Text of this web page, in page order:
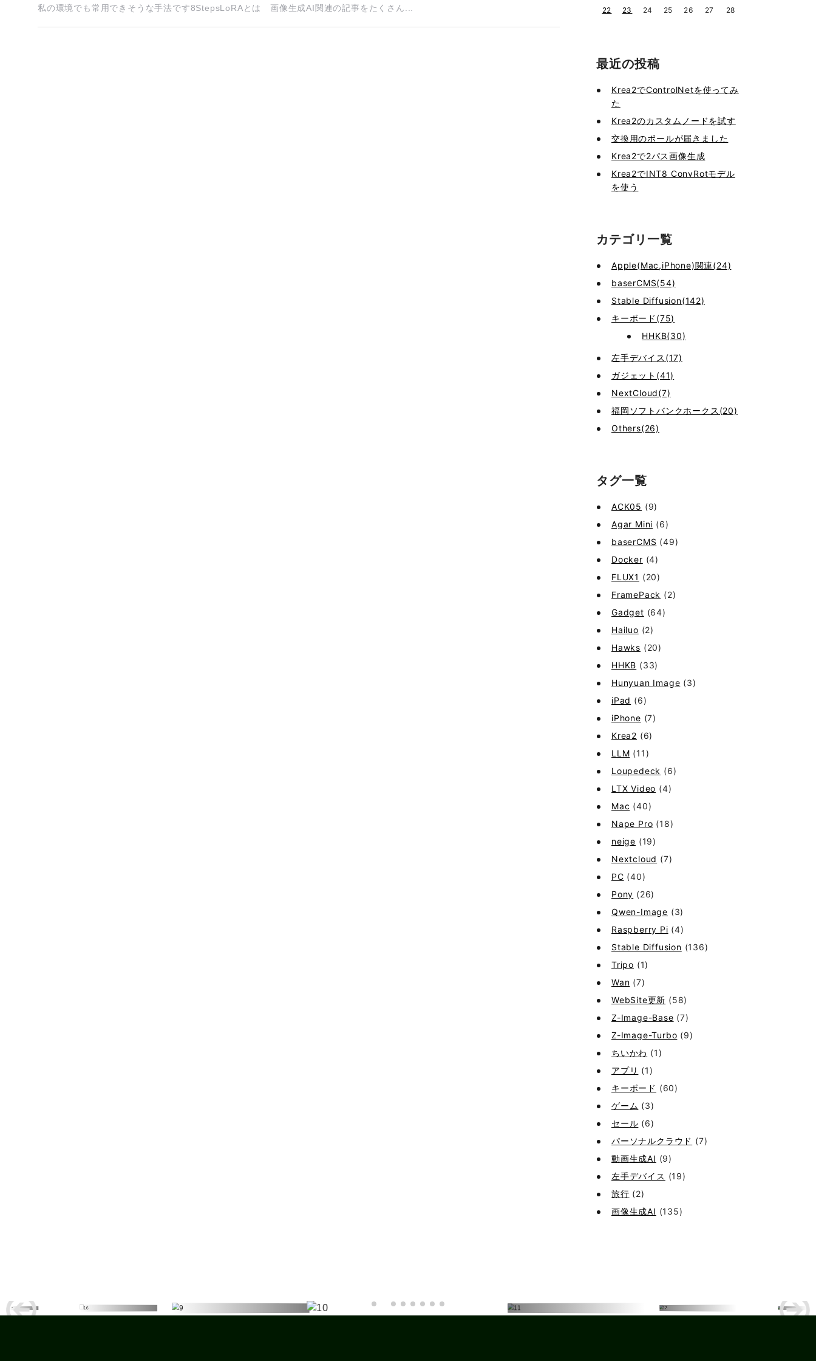
私の環境でも常用できそうな手法です8StepsLoRAとは 画像生成AI関連の記事をたくさん... 22 23 24 25 26 27 28
最近の投稿
Krea2でControlNetを使ってみ
た
Krea2のカスタムノードを試す
交換用のボールが届きました
Krea2で2パス画像生成
Krea2でINT8 ConvRotモデル
を使う
カテゴリ一覧
Apple(Mac,iPhone)関連(24)
baserCMS(54)
Stable Diffusion(142)
キーボード(75)
HHKB(30)
左手デバイス(17)
ガジェット(41)
NextCloud(7)
福岡ソフトバンクホークス(20)
Others(26)
タグ一覧
ACK05 (9)
Agar Mini (6)
baserCMS (49)
Docker (4)
FLUX1 (20)
FramePack (2)
Gadget (64)
Hailuo (2)
Hawks (20)
HHKB (33)
Hunyuan Image (3)
iPad (6)
iPhone (7)
Krea2 (6)
LLM (11)
Loupedeck (6)
LTX Video (4)
Mac (40)
Nape Pro (18)
neige (19)
Nextcloud (7)
PC (40)
Pony (26)
Qwen-Image (3)
Raspberry Pi (4)
Stable Diffusion (136)
Tripo (1)
Wan (7)
WebSite更新 (58)
Z-Image-Base (7)
Z-Image-Turbo (9)
ちいかわ (1)
アプリ (1)
キーボード (60)
ゲーム (3)
セール (6)
パーソナルクラウド (7)
動画生成AI (9)
左手デバイス (19)
旅行 (2)
画像生成AI (135)